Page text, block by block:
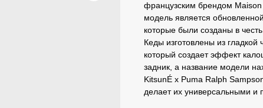
французским брендом
модель является
которые были созданы в
Кеды изготовлены из
который создает эффект
задник, а название модели
KitsunÉ x Puma Ralph
делает их универсальными и